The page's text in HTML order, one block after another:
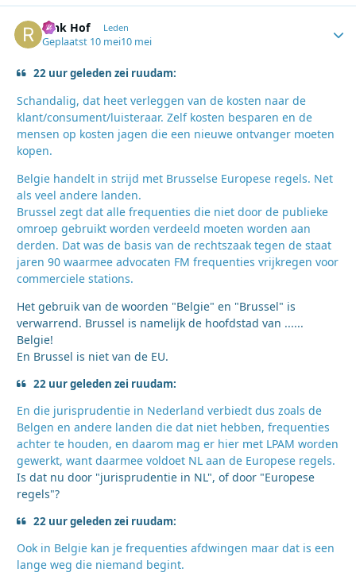
Rink Hof Leden
Geplaatst 10 mei10 mei
22 uur geleden zei ruudam:
Schandalig, dat heet verleggen van de kosten naar de
klant/consument/luisteraar. Zelf kosten besparen en de
mensen op kosten jagen die een nieuwe ontvanger moeten
kopen.
Belgie handelt in strijd met Brusselse Europese regels. Net
als veel andere landen.
Brussel zegt dat alle frequenties die niet door de publieke
omroep gebruikt worden verdeeld moeten worden aan
derden. Dat was de basis van de rechtszaak tegen de staat
jaren 90 waarmee advocaten FM frequenties vrijkregen voor
commerciele stations.
Het gebruik van de woorden "Belgie" en "Brussel" is
verwarrend. Brussel is namelijk de hoofdstad van ......
Belgie!
En Brussel is niet van de EU.
22 uur geleden zei ruudam:
En die jurisprudentie in Nederland verbiedt dus zoals de
Belgen en andere landen die dat niet hebben, frequenties
achter te houden, en daarom mag er hier met LPAM worden
gewerkt, want daarmee voldoet NL aan de Europese regels.
Is dat nu door "jurisprudentie in NL", of door "Europese
regels"?
22 uur geleden zei ruudam:
Ook in Belgie kan je frequenties afdwingen maar dat is een
lange weg die niemand begint.